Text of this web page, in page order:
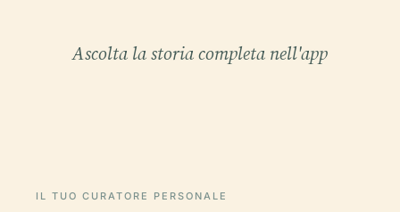
Ascolta la storia completa nell'app
IL TUO CURATORE PERSONALE